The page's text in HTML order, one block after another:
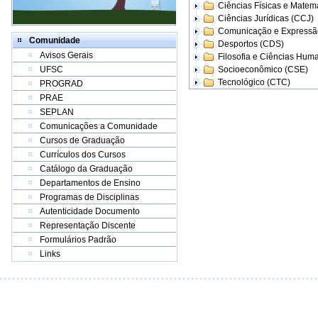
Comunidade
Avisos Gerais
UFSC
PROGRAD
PRAE
SEPLAN
Comunicações a Comunidade
Cursos de Graduação
Currículos dos Cursos
Catálogo da Graduação
Departamentos de Ensino
Programas de Disciplinas
Autenticidade Documento
Representação Discente
Formulários Padrão
Links
Ciências Físicas e
Ciências Jurídicas (CCJ)
Comunicação e
Desportos (CDS)
Filosofia e Ciências
Socioeconômico (CSE)
Tecnológico (CTC)